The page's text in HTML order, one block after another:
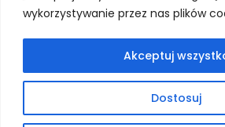
wykorzystywanie przez nas plików
Dostosuj
Akceptuj